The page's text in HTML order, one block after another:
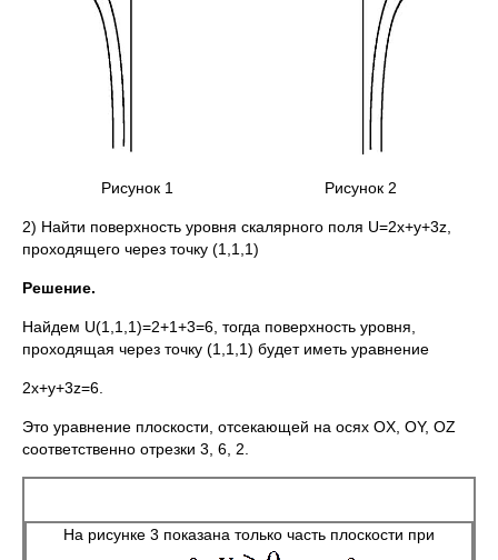
Рисунок 1 Рисунок 2
2) Найти поверхность уровня скалярного поля U=2x+y+3z,
проходящего через точку (1,1,1)
Решение.
Найдем U(1,1,1)=2+1+3=6, тогда поверхность уровня,
проходящая через точку (1,1,1) будет иметь уравнение
2x+y+3z=6.
Это уравнение плоскости, отсекающей на осях OX, OY, OZ
соответственно отрезки 3, 6, 2.
На рисунке 3 показана только часть плоскости при